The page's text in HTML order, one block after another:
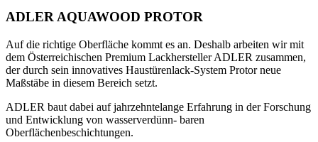
ADLER AQUAWOOD PROTOR
Auf die richtige Oberfläche kommt es an. Deshalb arbeiten wir mit
dem Österreichischen Premium Lackhersteller ADLER zusammen,
der durch sein innovatives Haustürenlack-System Protor neue
Maßstäbe in diesem Bereich setzt.
ADLER baut dabei auf jahrzehntelange Erfahrung in der Forschung
und Entwicklung von wasserverdünn- baren
Oberflächenbeschichtungen.